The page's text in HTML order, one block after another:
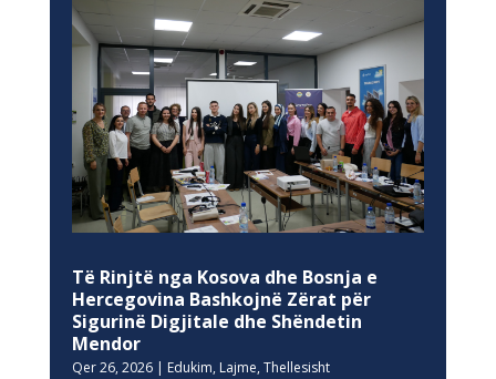
Të Rinjtë nga Kosova dhe Bosnja e
Hercegovina Bashkojnë Zërat për
Sigurinë Digjitale dhe Shëndetin
Mendor
Qer 26, 2026| Edukim, Lajme, Thellesisht